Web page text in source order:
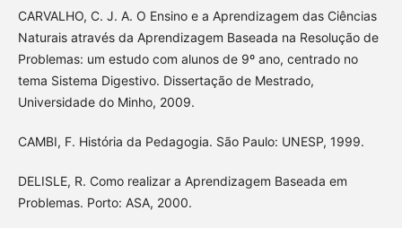
CARVALHO, C. J. A. O Ensino e a Aprendizagem das Ciências
Naturais através da Aprendizagem Baseada na Resolução de
Problemas: um estudo com alunos de 9º ano, centrado no
tema Sistema Digestivo. Dissertação de Mestrado,
Universidade do Minho, 2009.
CAMBI, F. História da Pedagogia. São Paulo: UNESP, 1999.
DELISLE, R. Como realizar a Aprendizagem Baseada em
Problemas. Porto: ASA, 2000.